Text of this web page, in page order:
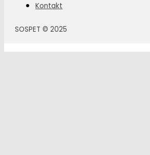
Kontakt
SOSPET © 2025